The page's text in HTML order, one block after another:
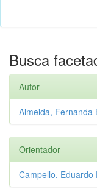
Busca
Autor
Almeida, Fernanda
Orientador
Campello, Eduardo